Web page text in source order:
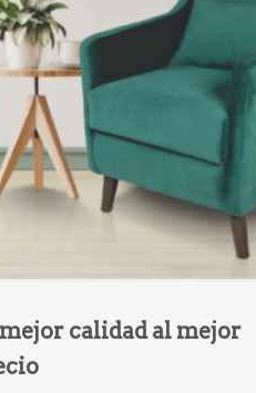
calidad al mejor